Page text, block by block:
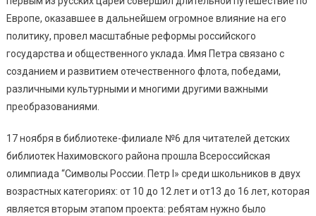
Европе, оказавшее в дальнейшем огромное влияние на его
политику, провел масштабные реформы российского
государства и общественного уклада. Имя Петра связано с
созданием и развитием отечественного флота, победами,
различными культурными и многими другими важными
преобразованиями.
17 ноября в библиотеке-филиале №6 для читателей детских
библиотек Нахимовского района прошла Всероссийская
олимпиада “Символы России. Петр I» среди школьников в двух
возрастных категориях: от 10 до 12 лет и от13 до 16 лет, которая
является вторым этапом проекта: ребятам нужно было